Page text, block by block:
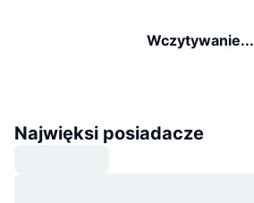
Wczytywanie...
Najwięksi posiadacze